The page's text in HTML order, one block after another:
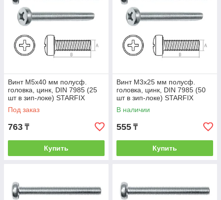
Винт М5х40 мм полусф.
головка, цинк, DIN 7985 (25
шт в зип-локе) STARFIX
(STARFIX) (SMZ2-53202-25)
Под заказ
763 ₸
Купить
Винт М3х25 мм полусф.
головка, цинк, DIN 7985 (50
шт в зип-локе) STARFIX
(STARFIX) (SMZ1-51187-50)
В наличии
555 ₸
Купить